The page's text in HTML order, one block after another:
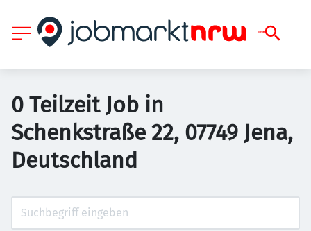
0 Teilzeit Job in
Schenkstraße 22, 07749 Jena,
Deutschland